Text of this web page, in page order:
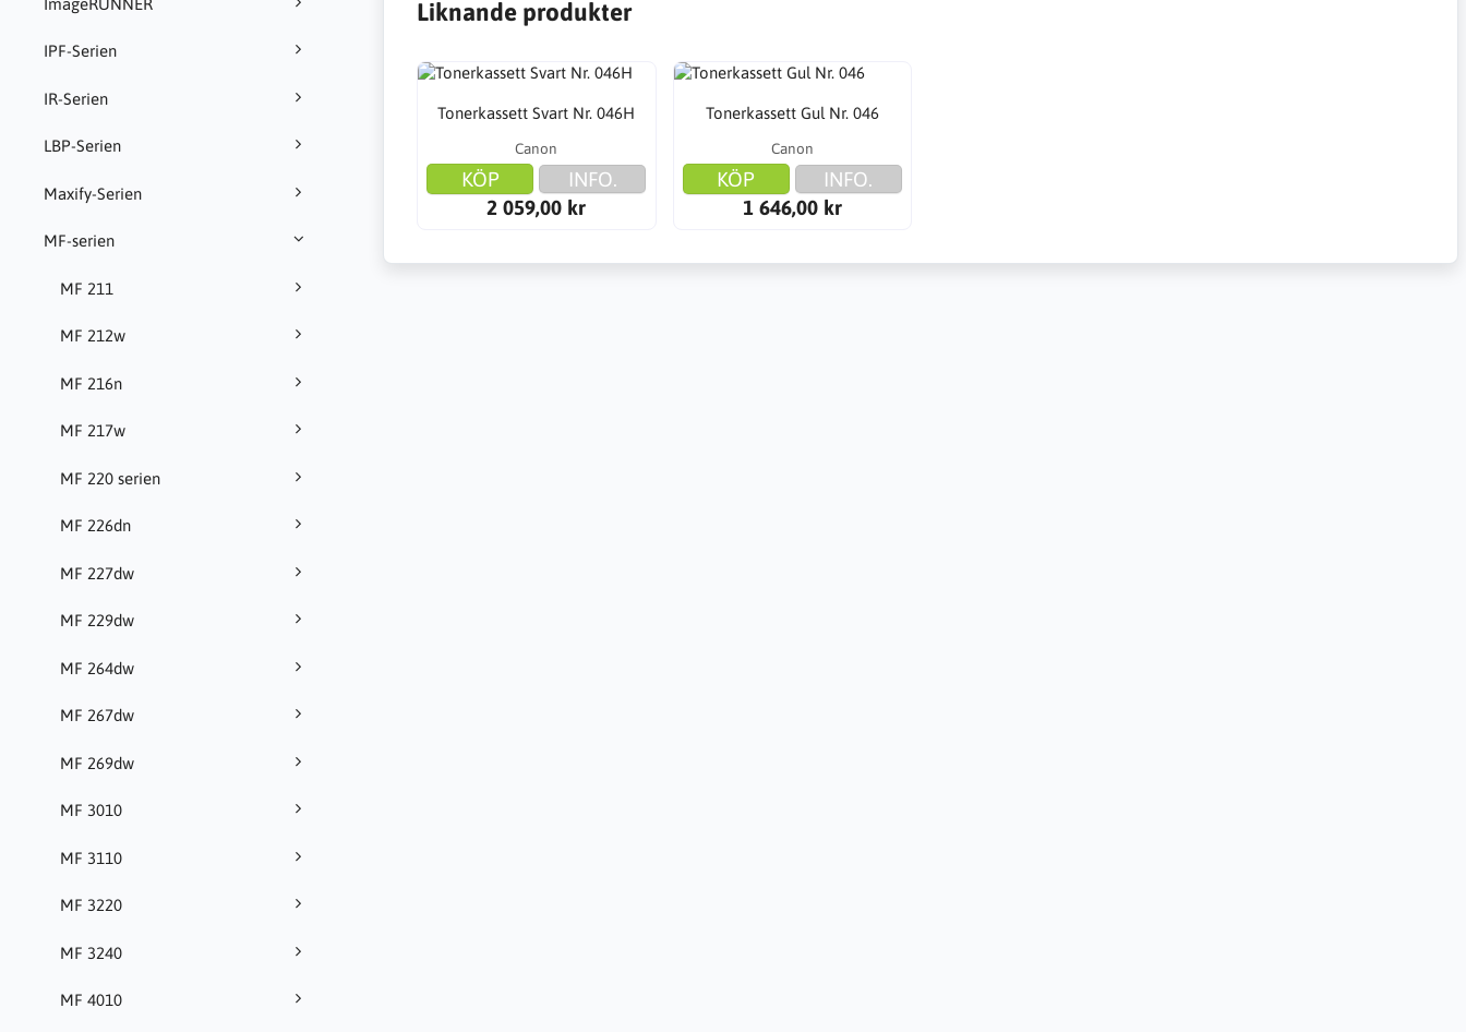
IPF-Serien
IR-Serien
LBP-Serien
Maxify-Serien
MF-serien
MF 211
MF 212w
MF 216n
MF 217w
MF 220 serien
MF 226dn
MF 227dw
MF 229dw
MF 264dw
MF 267dw
MF 269dw
MF 3010
MF 3110
MF 3220
MF 3240
MF 4010
Liknande produkter
Tonerkassett Svart Nr. 046H
Canon
KÖP
INFO.
2 059,00 kr
Tonerkassett Gul Nr. 046
Canon
KÖP
INFO.
1 646,00 kr